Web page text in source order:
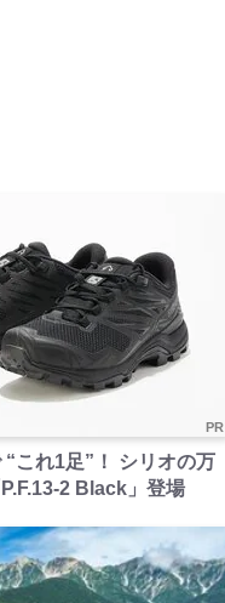
PR
これ1足”！ シリオの万
2 Black」登場